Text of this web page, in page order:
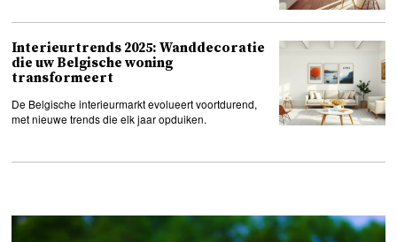
Interieurtrends 2025: Wanddecoratie
die uw Belgische woning
transformeert
De Belgische interieurmarkt evolueert voortdurend,
met nieuwe trends die elk jaar opduiken.